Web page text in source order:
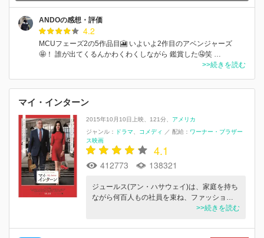
ANDOの感想・評価
4.2
MCUフェーズ2の5作品目🎦 いよいよ2作目のアベンジャーズ
🤩！ 誰が出てくるんかわくわくしながら 鑑賞した🤤笑 …
>>続きを読む
マイ・インターン
2015年10月10日上映 121分
アメリカ
ジャンル：
ドラマ コメディ ／ 配給： ワーナー・ブラザー
ス映画
4.1
412773 138321
ジュールス(アン・ハサウェイ)は、家庭を持ち
ながら何百人もの社員を束ね、ファッショ…
>>続きを読む